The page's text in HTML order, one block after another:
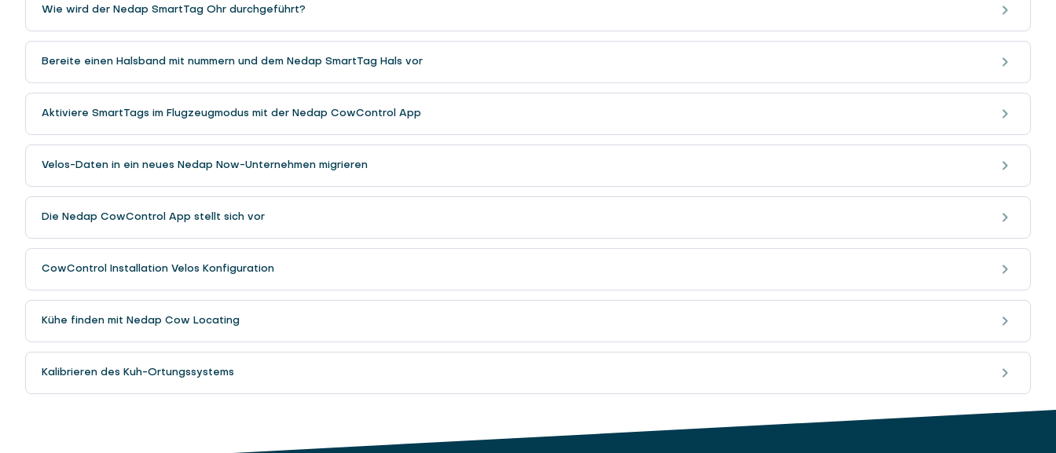
Wie wird der Nedap SmartTag Ohr durchgeführt?
Bereite einen Halsband mit nummern und dem Nedap SmartTag Hals vor
Aktiviere SmartTags im Flugzeugmodus mit der Nedap CowControl App
Velos-Daten in ein neues Nedap Now-Unternehmen migrieren
Die Nedap CowControl App stellt sich vor
CowControl Installation Velos Konfiguration
Kühe finden mit Nedap Cow Locating
Kalibrieren des Kuh-Ortungssystems